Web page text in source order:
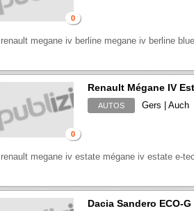
0
renault megane iv berline megane iv berline
0
Renault Mégane IV
AUTOS Gers | Auch
renault megane iv estate mégane iv estate e-
Dacia Sandero ECO-